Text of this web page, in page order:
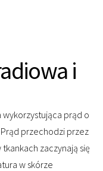
i
prąd o
Prąd przechodzi przez
zaczynają się
w skórze